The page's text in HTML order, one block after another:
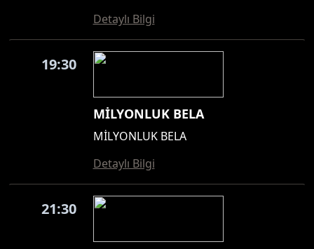
Detaylı Bilgi
19:30
MİLYONLUK BELA
MİLYONLUK BELA
Detaylı Bilgi
21:30